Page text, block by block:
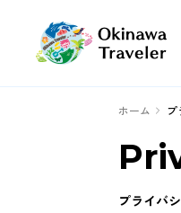
ホーム プ
プライバ